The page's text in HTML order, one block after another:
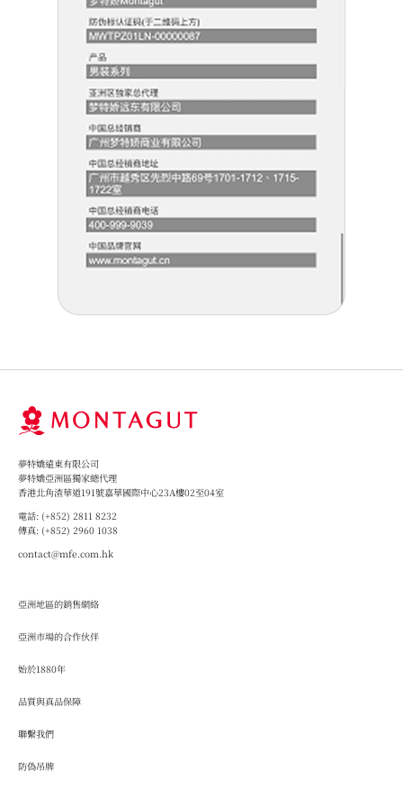
夢特嬌遠東有限公司
夢特嬌亞洲區獨家總代理
香港北角渣華道191號嘉華國際中心23A樓02至04室
電話: (+852) 2811 8232
傳真: (+852) 2960 1038
contact@mfe.com.hk
Group 1
亞洲地區的銷售網絡
亞洲市場的合作伙伴
始於1880年
Group 2
品質與真品保障
聯繫我們
防偽吊牌